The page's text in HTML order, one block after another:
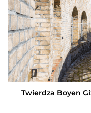
Twierdza Boyen